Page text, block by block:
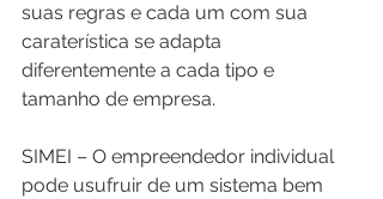
suas regras e cada um com sua
caraterística se adapta
diferentemente a cada tipo e
tamanho de empresa.
SIMEI – O empreendedor individual
pode usufruir de um sistema bem